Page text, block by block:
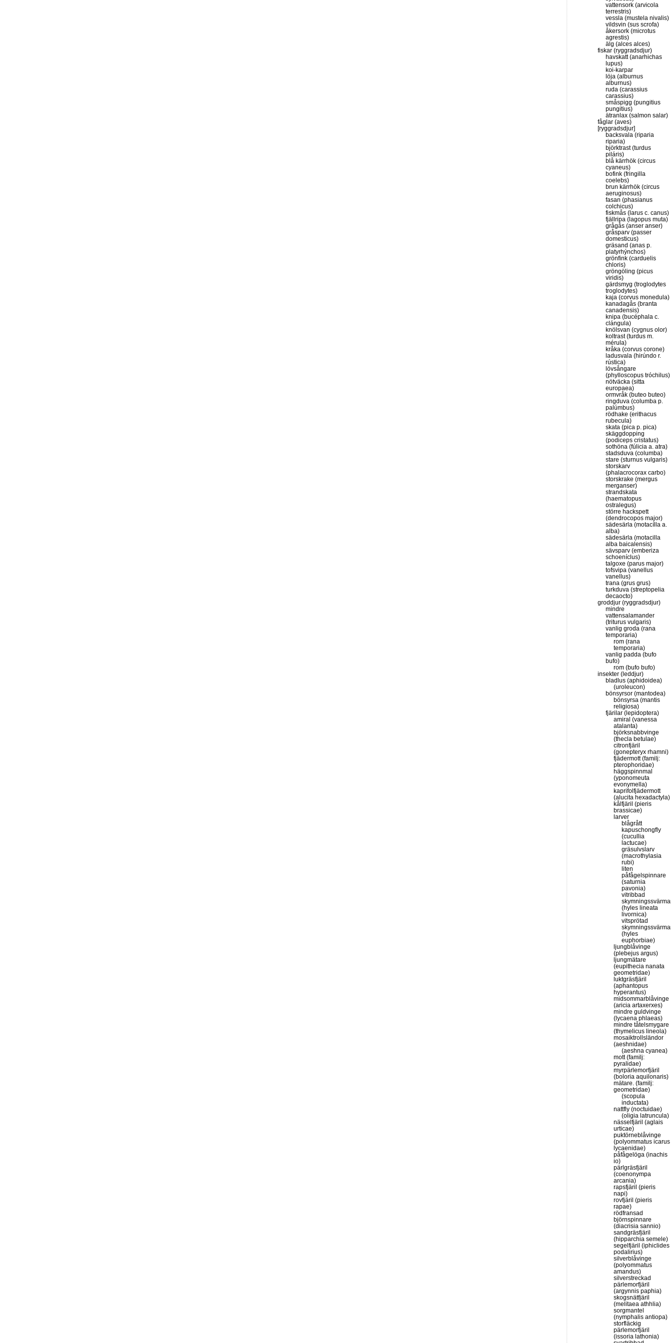
vattensork (arvicola
terrestris)
vessla (mustela nivalis)
vildsvin (sus scrofa)
åkersork (microtus
agrestis)
älg (alces alces)
fiskar (ryggradsdjur)
havskatt (anarhichas
lupus)
koi-karpar
löja (alburnus
alburnus)
ruda (carassius
carassius)
småspigg (pungitius
pungitius)
ätranlax (salmon salar)
fåglar (aves)
[ryggradsdjur]
backsvala (riparia
riparia)
björktrast (turdus
piláris)
blå kärrhök (circus
cyaneus)
bofink (fringilla
coelebs)
brun kärrhök (circus
aeruginosus)
fasan (phasianus
colchicus)
fiskmås (larus c. canus)
fjällripa (lagopus muta)
grågås (anser anser)
gråsparv (passer
domesticus)
gräsand (anas p.
platyrhýnchos)
grönfink (carduelis
chloris)
gröngöling (picus
viridis)
gärdsmyg (troglodytes
troglodytes)
kaja (corvus monedula)
kanadagås (branta
canadensis)
knipa (bucéphala c.
clángula)
knölsvan (cygnus olor)
koltrast (turdus m.
mérula)
kråka (corvus corone)
ladusvala (hirúndo r.
rústica)
lövsångare
(phylloscopus tróchilus)
nötväcka (sitta
europaea)
ormvråk (buteo buteo)
ringduva (columba p.
palúmbus)
rödhake (erithacus
rubecula)
skata (pica p. pica)
skäggdopping
(podiceps cristatus)
sothöna (fúlicia a. atra)
stadsduva (columba)
stare (sturnus vulgaris)
storskarv
(phalacrocorax carbo)
storskrake (mergus
merganser)
strandskata
(haematopus
ostralegus)
större hackspett
(dendrocopos major)
sädesärla (motacílla a.
alba)
sädesärla (motacilla
alba baicalensis)
sävsparv (emberiza
schoeníclus)
talgoxe (parus major)
tofsvipa (vanellus
vanellus)
trana (grus grus)
turkduva (streptopelia
decaocto)
groddjur (ryggradsdjur)
mindre
vattensalamander
(triturus vulgaris)
vanlig groda (rana
temporaria)
rom (rana
temporaria)
vanlig padda (bufo
bufo)
rom (bufo bufo)
insekter (leddjur)
bladlus (aphidoidea)
(uroleucon)
bönsyrsor (mantodea)
bönsyrsa (mantis
religiosa)
fjärilar (lepidoptera)
amiral (vanessa
atalanta)
björksnabbvinge
(thecla betulae)
citronfjäril
(gonepteryx rhamni)
fjädermott (familj:
pterophoridae)
häggspinnmal
(yponomeuta
evonymella)
kaprifolfjädermott
(alucita hexadactyla)
kålfjäril (pieris
brassicae)
larver
blågrått
kapuschongfly
(cucullia
lactucae)
gräsulvslarv
(macrothylasia
rubi)
liten
påfågelspinnare
(saturnia
pavonia)
vitribbad
(hyles lineata
livornica)
vitsprötad
(hyles
euphorbiae)
ljungblåvinge
(plebejus argus)
ljungmätare
(eupithecia nanata
geometridae)
luktgräsfjäril
(aphantopus
hyperantus)
midsommarblåvinge
(aricia artaxerxes)
mindre guldvinge
(lycaena phlaeas)
mindre tåtelsmygare
(thymelicus lineola)
mosaiktrollsländor
(aeshnidae)
(aeshna cyanea)
mott (familj:
pyralidae)
myrpärlemorfjäril
(boloria aquilonaris)
mätare. (familj:
geometridae)
(scopula
inductata)
nattfly (noctuidae)
(oligia latruncula)
nässelfjäril (aglais
urticae)
puktörneblåvinge
(polyommatus icarus
lycaenidae)
påfågelöga (inachis
io)
pärlgräsfjäril
(coenonympa
arcania)
rapsfjäril (pieris
napi)
rovfjäril (pieris
rapae)
rödfransad
björnspinnare
(diacrisia sannio)
sandgräsfjäril
(hipparchia semele)
segelfjäril (iphiclides
podalirius)
silverblåvinge
(polyommatus
amandus)
silverstreckad
pärlemorfjäril
(argynnis paphia)
skogsnätfjäril
(melitaea athhlia)
sorgmantel
(nymphalis antiopa)
storfläckig
pärlemorfjäril
(issoria lathonia)